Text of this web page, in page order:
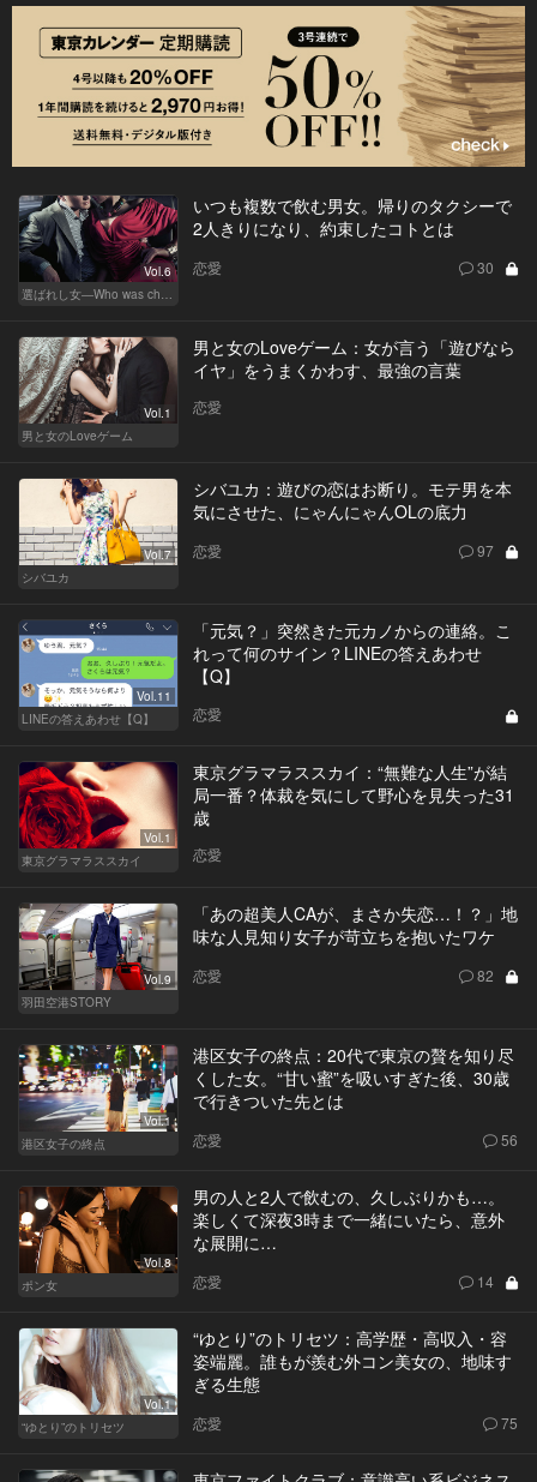
Vol.6
選ばれし女―Who was chosen？―
いつも複数で飲む男女。帰りのタクシーで
2人きりになり、約束したコトとは
恋愛 30
Vol.1
男と女のLoveゲーム
男と女のLoveゲーム：女が言う「遊びなら
イヤ」をうまくかわす、最強の言葉
恋愛
Vol.7
シバユカ
シバユカ：遊びの恋はお断り。モテ男を本
気にさせた、にゃんにゃんOLの底力
恋愛 97
Vol.11
LINEの答えあわせ【Q】
「元気？」突然きた元カノからの連絡。こ
れって何のサイン？LINEの答えあわせ
【Q】
恋愛
Vol.1
東京グラマラススカイ
東京グラマラススカイ：“無難な人生”が結
局一番？体裁を気にして野心を見失った31
歳
恋愛
Vol.9
羽田空港STORY
「あの超美人CAが、まさか失恋…！？」地
味な人見知り女子が苛立ちを抱いたワケ
恋愛 82
Vol.1
港区女子の終点
港区女子の終点：20代で東京の贅を知り尽
くした女。“甘い蜜”を吸いすぎた後、30歳
で行きついた先とは
恋愛 56
Vol.8
ポン女
男の人と2人で飲むの、久しぶりかも…。
楽しくて深夜3時まで一緒にいたら、意外
な展開に…
恋愛 14
Vol.1
“ゆとり”のトリセツ
“ゆとり”のトリセツ：高学歴・高収入・容
姿端麗。誰もが羨む外コン美女の、地味す
ぎる生態
恋愛 75